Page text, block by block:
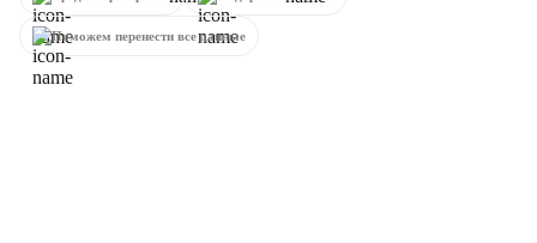
Поможем перенести все данные